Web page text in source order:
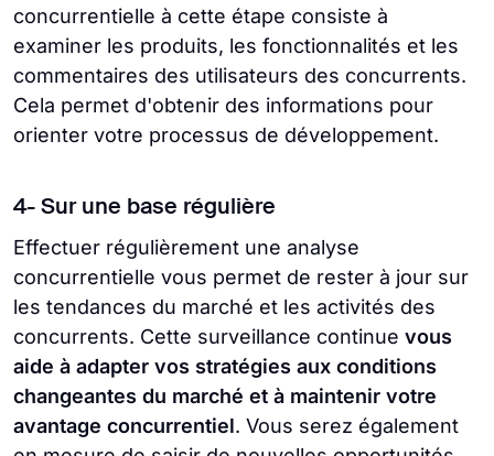
concurrentielle à cette étape consiste à
examiner les produits, les fonctionnalités et les
commentaires des utilisateurs des concurrents.
Cela permet d'obtenir des informations pour
orienter votre processus de développement.
4- Sur une base régulière
Effectuer régulièrement une analyse
concurrentielle vous permet de rester à jour sur
les tendances du marché et les activités des
concurrents. Cette surveillance continue vous
aide à adapter vos stratégies aux conditions
changeantes du marché et à maintenir votre
avantage concurrentiel. Vous serez également